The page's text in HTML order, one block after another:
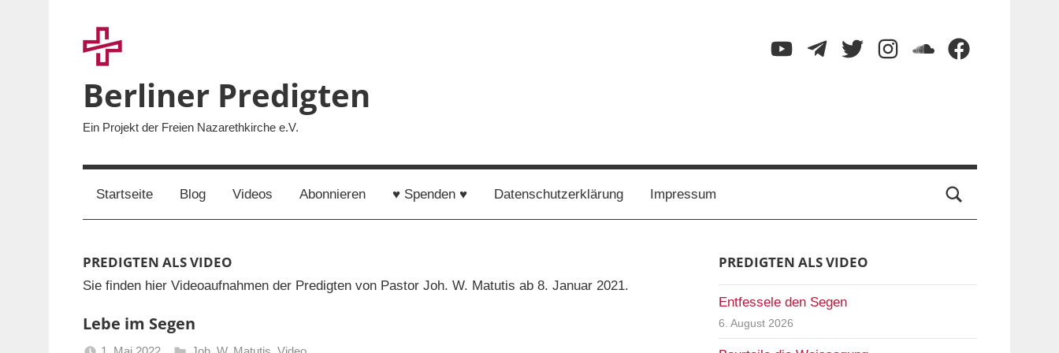
Berliner Predigten
Ein Projekt der Freien Nazarethkirche e.V.
YouTubeTelegramTwitterInstagramSoundCloud
Facebook
Startseite Blog Videos Abonnieren ♥ Spenden ♥ Datenschutzerklärung Impressum
PREDIGTEN ALS VIDEO
Sie finden hier Videoaufnahmen der Predigten von Pastor Joh. W. Matutis ab 8. Januar 2021.
Lebe im Segen
PREDIGTEN ALS VIDEO
Entfessele den Segen
6. August 2026